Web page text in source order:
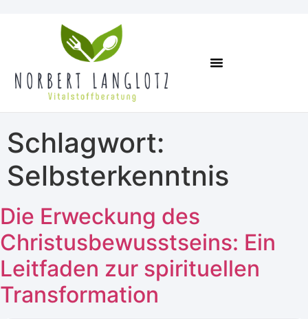
Schlagwort:
Selbsterkenntnis
Die Erweckung des
Christusbewusstseins: Ein
Leitfaden zur spirituellen
Transformation